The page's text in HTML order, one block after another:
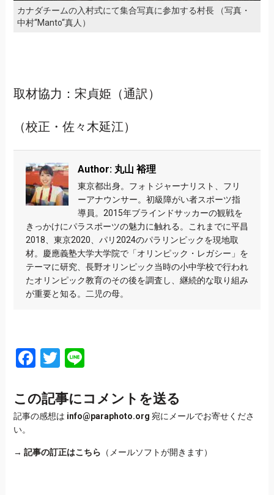
カナダチームの入村式にて集合写真に参加する村長 （写真・
中村“Manto“真人）
取材協力：宋貞姫（通訳）
（校正・佐々木延江）
Author: 丸山 裕理
東京都出身。フォトジャーナリスト、フリ
ーアナウンサー。初級障がい者スポーツ指
導員。2015年ブラインドサッカーの観戦を
きっかけにパラスポーツの魅力に触れる。これまでに平昌
2018、東京2020、パリ2024のパラリンピックを現地取
材。慶應義塾大学大学院で「オリンピック・レガシー」を
テーマに研究、長野オリンピック当時の小中学校で行われ
たオリンピック教育のその後を調査し、継続的な取り組み
が重要と知る。二児の母。
Facebook
Twitter
Line
この記事にコメントを送る
記事の感想は info@paraphoto.org 宛にメールでお寄せくださ
い。
→ 記事の訂正はこちら （メールソフトが開きます）